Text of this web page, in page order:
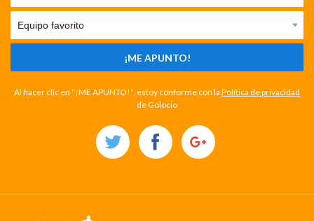
¡ME APUNTO!
Al hacer clic en “¡ME APUNTO!”, estoy conforme con la Política de privacidad
de Golocio